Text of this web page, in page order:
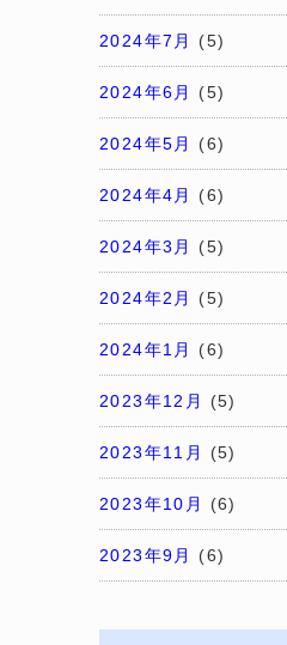
2024年7月 (5)
2024年6月 (5)
2024年5月 (6)
2024年4月 (6)
2024年3月 (5)
2024年2月 (5)
2024年1月 (6)
2023年12月 (5)
2023年11月 (5)
2023年10月 (6)
2023年9月 (6)